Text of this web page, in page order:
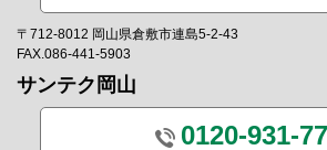
〒712-8012 岡山県倉敷市連島5-2-43
FAX.086-441-5903
サンテク岡山
0120-931-